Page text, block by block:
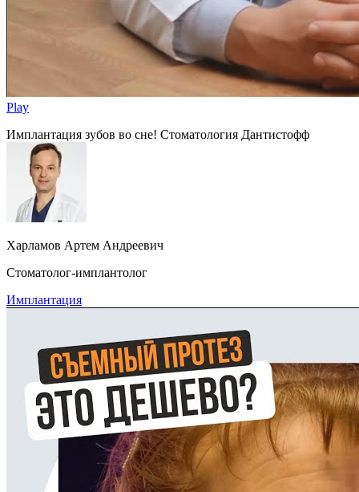
Play
Имплантация зубов во сне! Стоматология Дантистофф
Харламов Артем Андреевич
Стоматолог-имплантолог
Имплантация